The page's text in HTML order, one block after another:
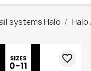
systems Halo Halo
favorite_border